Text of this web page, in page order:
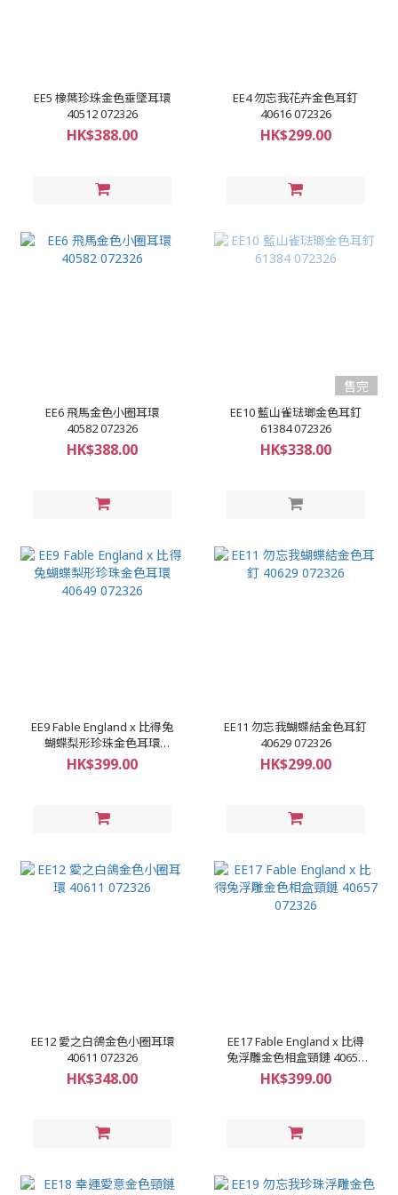
EE5 橡葉珍珠金色垂墜耳環
40512 072326
HK$388.00
EE4 勿忘我花卉金色耳釘
40616 072326
HK$299.00
EE6 飛馬金色小圈耳環
40582 072326
HK$388.00
售完
EE10 藍山雀琺瑯金色耳釘
61384 072326
HK$338.00
EE9 Fable England x 比得兔
蝴蝶梨形珍珠金色耳環
40649 072326
HK$399.00
EE11 勿忘我蝴蝶結金色耳釘
40629 072326
HK$299.00
EE12 愛之白鴿金色小圈耳環
40611 072326
HK$348.00
EE17 Fable England x 比得
兔浮雕金色相盒頸鏈 40657
072326
HK$399.00